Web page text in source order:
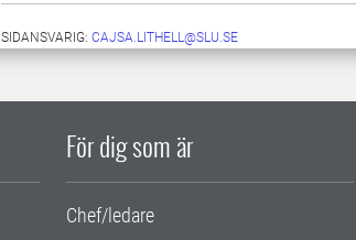
SIDANSVARIG: CAJSA.LITHELL@SLU.SE
För dig som är
Chef/ledare